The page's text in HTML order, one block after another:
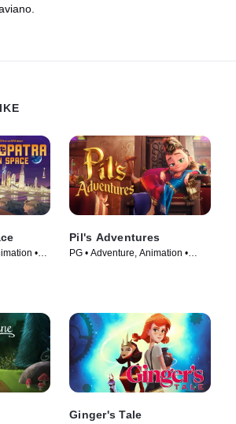
•
Pil's Adventures
PG • Adventure, Animation •
Ginger's Tale